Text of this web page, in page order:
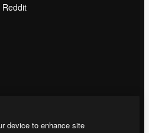
Reddit
device to enhance site